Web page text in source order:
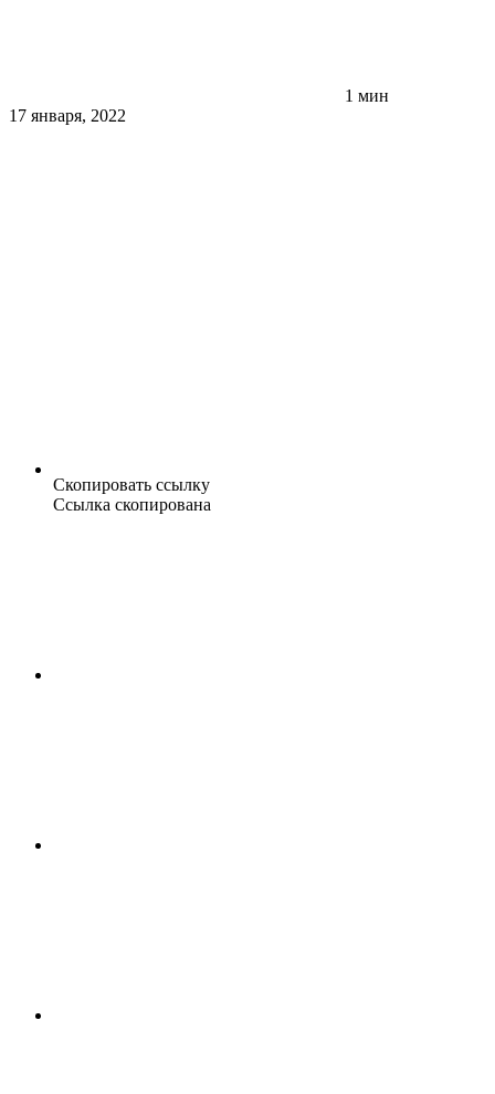
1 мин
17 января, 2022
Скопировать ссылку
Ссылка скопирована